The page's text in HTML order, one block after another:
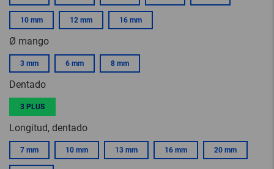
10 mm 12 mm 16 mm
Ø mango
3 mm 6 mm 8 mm
Dentado
3 PLUS
Longitud, dentado
7 mm 10 mm 13 mm 16 mm 20 mm